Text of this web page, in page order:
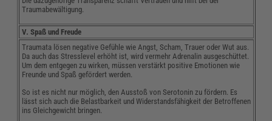
Traumabewältigung.
V. Spaß und Freude
Traumata lösen negative Gefühle wie Angst, Scham, Trauer oder Wut aus.
Da auch das Stresslevel erhöht ist, wird vermehr Adrenalin ausgeschüttet.
Um dem entgegen zu wirken, müssen verstärkt positive Emotionen wie
Freunde und Spaß gefördert werden.
So ist es nicht nur möglich, den Ausstoß von Serotonin zu fördern. Es
lässt sich auch die Belastbarkeit und Widerstandsfähigkeit der Betroffenen
ins Gleichgewicht bringen.